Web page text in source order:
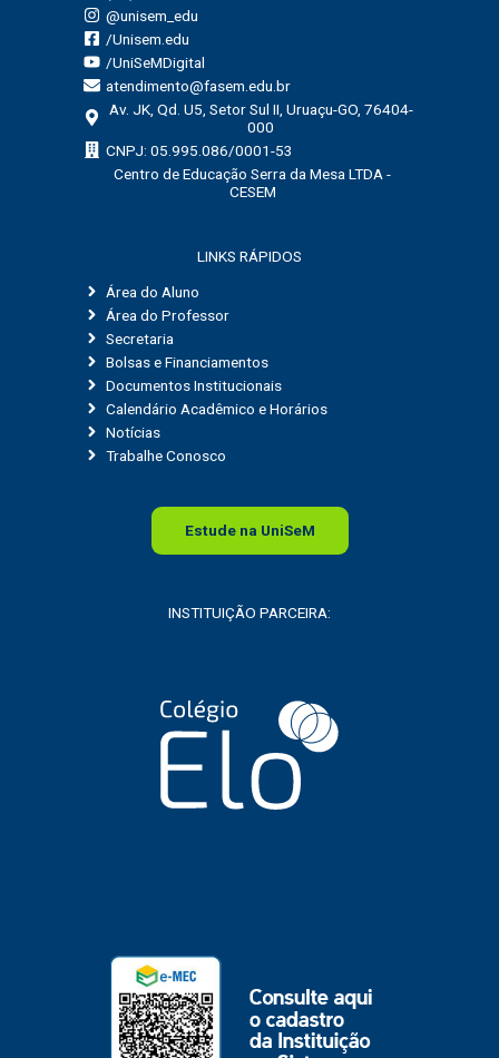
@unisem_edu
/Unisem.edu
/UniSeMDigital
atendimento@fasem.edu.br
Av. JK, Qd. U5, Setor Sul II, Uruaçu-GO, 76404-
000
CNPJ: 05.995.086/0001-53
Centro de Educação Serra da Mesa LTDA -
CESEM
LINKS RÁPIDOS
Área do Aluno
Área do Professor
Secretaria
Bolsas e Financiamentos
Documentos Institucionais
Calendário Acadêmico e Horários
Notícias
Trabalhe Conosco
Estude na UniSeM
INSTITUIÇÃO PARCEIRA: